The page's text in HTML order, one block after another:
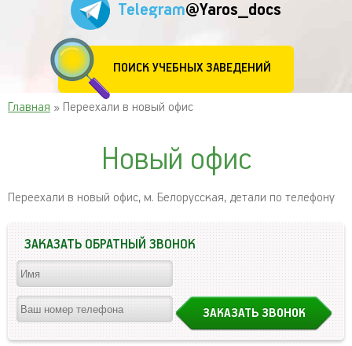
Telegram@Yaros_docs
ПОИСК УЧЕБНЫХ ЗАВЕДЕНИЙ
Главная » Переехали в новый офис
Новый офис
Переехали в новый офис, м. Белорусская, детали по телефону
ЗАКАЗАТЬ ОБРАТНЫЙ ЗВОНОК